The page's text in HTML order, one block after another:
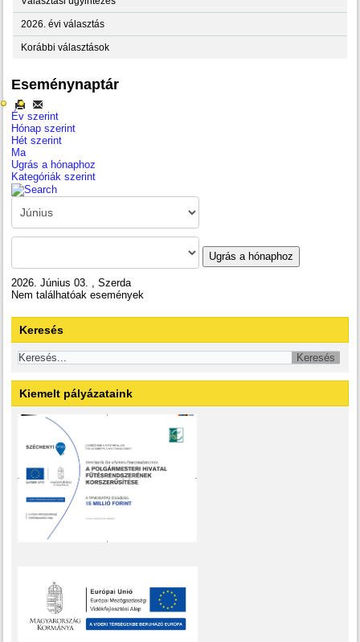
2026. évi választás
Korábbi választások
Eseménynaptár
Év szerint
Hónap szerint
Hét szerint
Ma
Ugrás a hónaphoz
Kategóriák szerint
Ugrás a hónaphoz
2026. Június 03. , Szerda
Nem találhatóak események
Keresés
Kiemelt pályázataink